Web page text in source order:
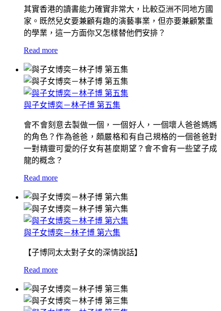
其實香港的讀書能力確實非常大，比較亞洲不同地方國
家。既然兒女要兼顧有趣的演藝事業，但亦要兼顧繁重
的學業，這一方面你又怎樣替他們安排？
Read more
與子女博奕－林子博 第五集
會不會刻意去製做一個，一個好人，一個壞人爸爸媽媽
的角色？作為爸爸，頗嚴格和有自己規格的一個爸爸對
一對精靈可愛的仔女有甚麼期望？會不會有一些望子成
龍的概念？
Read more
與子女博奕－林子博 第六集
【子博同太太對子女的深情說話】
Read more